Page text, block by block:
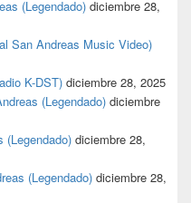
(Legendado) diciembre 28,
San Andreas Music Video)
K-DST) diciembre 28, 2025
(Legendado) diciembre
(Legendado) diciembre 28,
(Legendado) diciembre 28,